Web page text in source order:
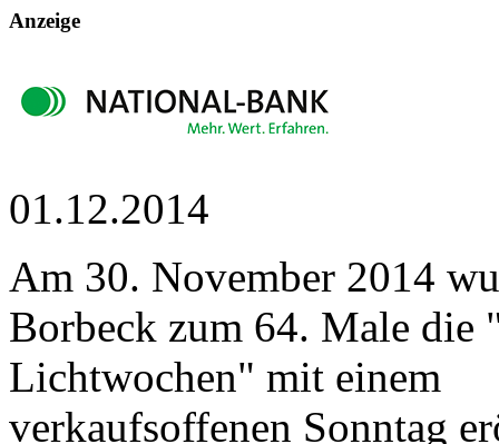
beim CeBo-Initiativkreis Centrum Borbeck e.V.!
Anzeige
01.12.2014
Am 30. November 2014
Borbeck zum 64. Male die
Lichtwochen" mit einem
verkaufsoffenen Sonntag